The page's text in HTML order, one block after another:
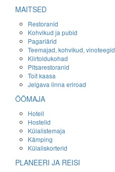
MAITSED
Restoranid
Kohvikud ja pubid
Pagariärid
Teemajad, kohvikud, vinoteegid
Kiirtoidukohad
Pitsarestoranid
Toit kaasa
Jelgava linna eriroad
ÖÖMAJA
Hotell
Hostelid
Külalistemaja
Kämping
Külaliskorterid
PLANEERI JA REISI